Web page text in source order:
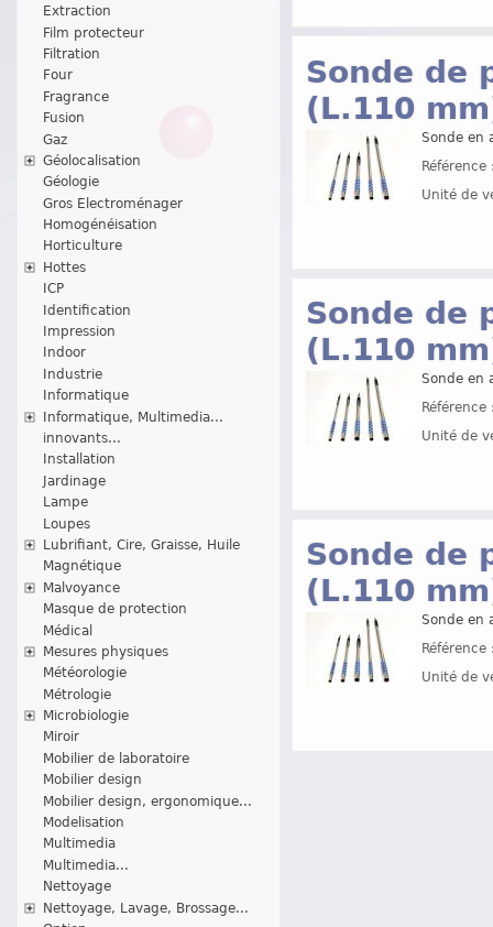
Extraction
Film protecteur
Filtration
Four
Fragrance
Fusion
Gaz
Géolocalisation
Géologie
Gros Electroménager
Homogénéisation
Horticulture
Hottes
ICP
Identification
Impression
Indoor
Industrie
Informatique
Informatique, Multimedia...
innovants...
Installation
Jardinage
Lampe
Loupes
Lubrifiant, Cire, Graisse, Huile
Magnétique
Malvoyance
Masque de protection
Médical
Mesures physiques
Météorologie
Métrologie
Microbiologie
Miroir
Mobilier de laboratoire
Mobilier design
Mobilier design, ergonomique...
Modelisation
Multimedia
Multimedia...
Nettoyage
Nettoyage, Lavage, Brossage...
Sonde de
(L.110
Sonde en
Unité de
Sonde de
(L.110
Sonde en
Unité de
Sonde de
(L.110
Sonde en
Unité de